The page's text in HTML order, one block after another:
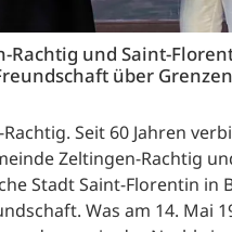
Rachtig und Saint-
über
Seit 60 Jahren
Zeltingen-Rachtig
Stadt Saint-Florentin in
Was am 14. Mai